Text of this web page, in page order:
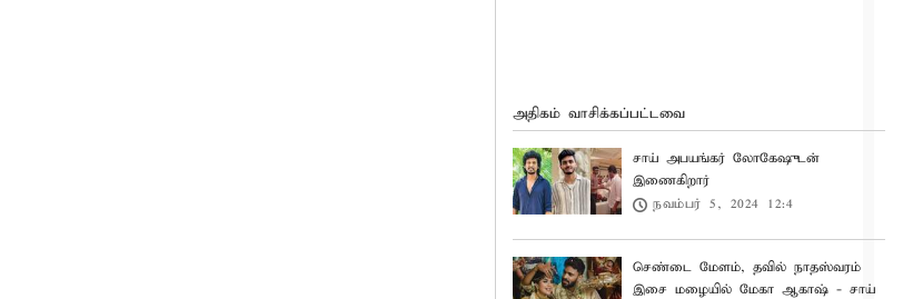
அதிகம் வாசிக்கப்பட்டவை
சாய் அபயங்கர் லோகேஷுடன்
இணைகிறார்
நவம்பர் 5, 2024 12:4
செண்டை மேளம், தவில் நாதஸ்வரம்
இசை மழையில் மேகா ஆகாஷ் - சாய்